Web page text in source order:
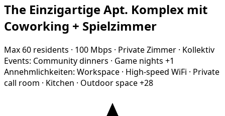
The Einzigartige Apt. Komplex mit
Coworking + Spielzimmer
Max 60 residents · 100 Mbps · Private Zimmer · Kollektiv
Events: Community dinners · Game nights +1
Annehmlichkeiten: Workspace · High-speed WiFi · Private
call room · Kitchen · Outdoor space+28